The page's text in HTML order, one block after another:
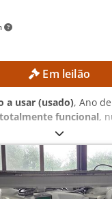
Em leilão
a usar (usado), Ano
totalmente funcional,
R17393-376-4-0
8 kg, modelo de
, fabricante de
, número de
do robô: 6 Carga útil: 8